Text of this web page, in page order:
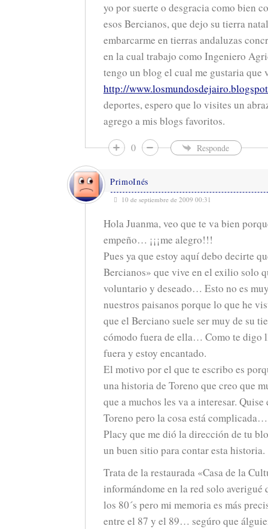
yo por suerte o desgracia como bien
esos Bercianos, que dejo su tierra
embarcarme en tierras andaluzas
en la cual trabajo como Ingeniero
tengo un blog el cual me gustaria que
http://
deportes, espero que lo visites un
agrego a mis blogs favoritos.
0 Responde
PrimoInés
10 de septiembre de 2009 00:31
Hola Juanma, veo que te va bien
empeño… ¡¡¡me alegro!!!
Pues ya que estoy aquí debo decirte
Bercianos» que vive en el exilio solo
voluntario y deseado… Esto no es
nuestros paisanos porque lo que he
que el Berciano suele ser muy de su
cómodo fuera de ella… Como te digo
fuera y estoy encantado.
El motivo por el que te escribo es
una historia de Toreno que creo que
que a muchos les va a interesar.
Toreno pero la cosa está
Placy que me dió la dirección de tu
un buen sitio para contar esta historia.
Trata de la restaurada «Casa de la
informándome en la red solo averigué
los 80´s pero mi memoria es más
entre el 87 y el 89… segúro que